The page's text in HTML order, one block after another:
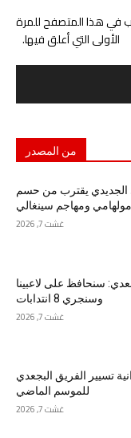
في هذا المتصفح للمرة
الأولى التي أعلق فيها.
من المصدر
الجديدي يقترب من حسم
ومهاجم سينغالي
غشت 7, 2026
سنحافظ على لاعبينا
وسنجري 8 انتدابات
غشت 7, 2026
تسيير الفريق البجعدي
للموسم الماضي
غشت 7, 2026